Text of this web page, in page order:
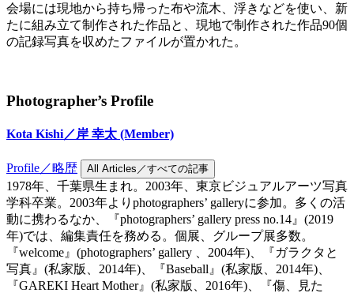
会場には現地から持ち帰った布や流木、浮きなどを使い、新
たに組み立て制作された作品と、現地で制作された作品90個
の記録写真を収めたファイルが置かれた。
Photographer’s Profile
Kota Kishi／岸 幸太 (Member)
Profile／略歴 All Articles／すべての記事
1978年、千葉県生まれ。2003年、東京ビジュアルアーツ写真
学科卒業。2003年よりphotographers’ galleryに参加。多くの活
動に携わるなか、『photographers’ gallery press no.14』(2019
年)では、編集責任を務める。個展、グループ展多数。
『welcome』(photographers’ gallery 、2004年)、『ガラクタと
写真』(私家版、2014年)、『Baseball』(私家版、2014年)、
『GAREKI Heart Mother』(私家版、2016年)、『傷、見た